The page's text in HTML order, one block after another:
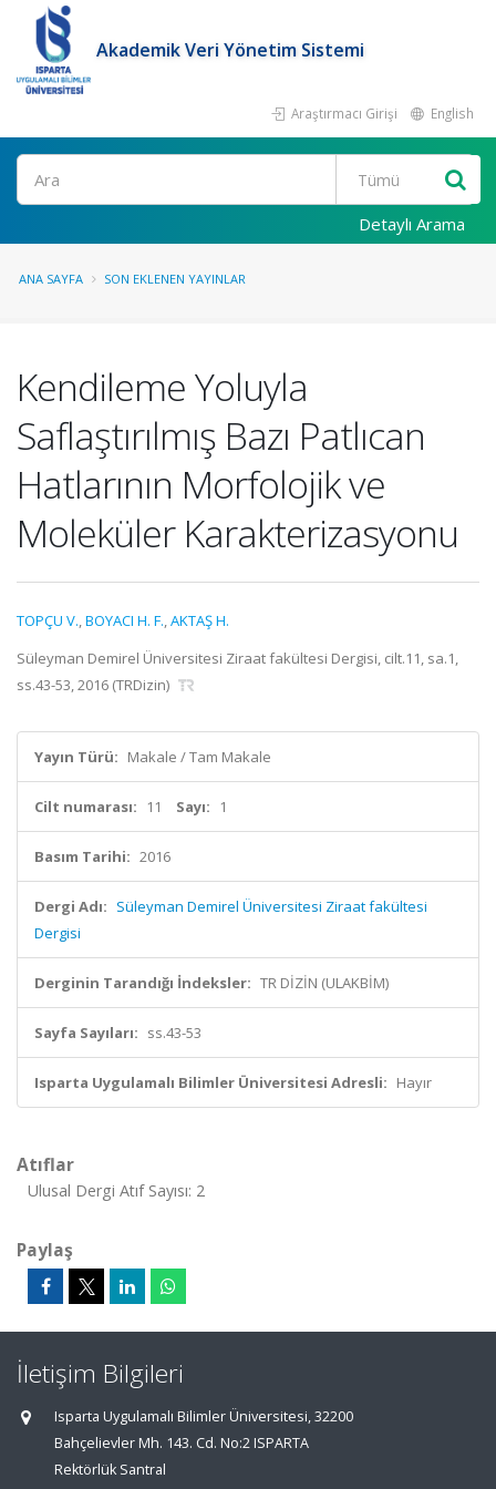
Akademik Veri Yönetim Sistemi
Araştırmacı Girişi English
Ara
Detaylı Arama
ANA SAYFA SON EKLENEN YAYINLAR
Kendileme Yoluyla
Saflaştırılmış Bazı Patlıcan
Hatlarının Morfolojik ve
Moleküler Karakterizasyonu
TOPÇU V.,BOYACI H. F.,AKTAŞ H.
Süleyman Demirel Üniversitesi Ziraat fakültesi Dergisi, cilt.11, sa.1,
ss.43-53, 2016 (TRDizin)
Yayın Türü: Makale / Tam Makale
Cilt numarası: 11 Sayı: 1
Basım Tarihi: 2016
Dergi Adı: Süleyman Demirel Üniversitesi Ziraat fakültesi
Dergisi
Derginin Tarandığı İndeksler: TR DİZİN (ULAKBİM)
Sayfa Sayıları: ss.43-53
Isparta Uygulamalı Bilimler Üniversitesi Adresli: Hayır
Atıflar
Ulusal Dergi Atıf Sayısı: 2
Paylaş
İletişim Bilgileri
Isparta Uygulamalı Bilimler Üniversitesi, 32200
Bahçelievler Mh. 143. Cd. No:2 ISPARTA
Rektörlük Santral